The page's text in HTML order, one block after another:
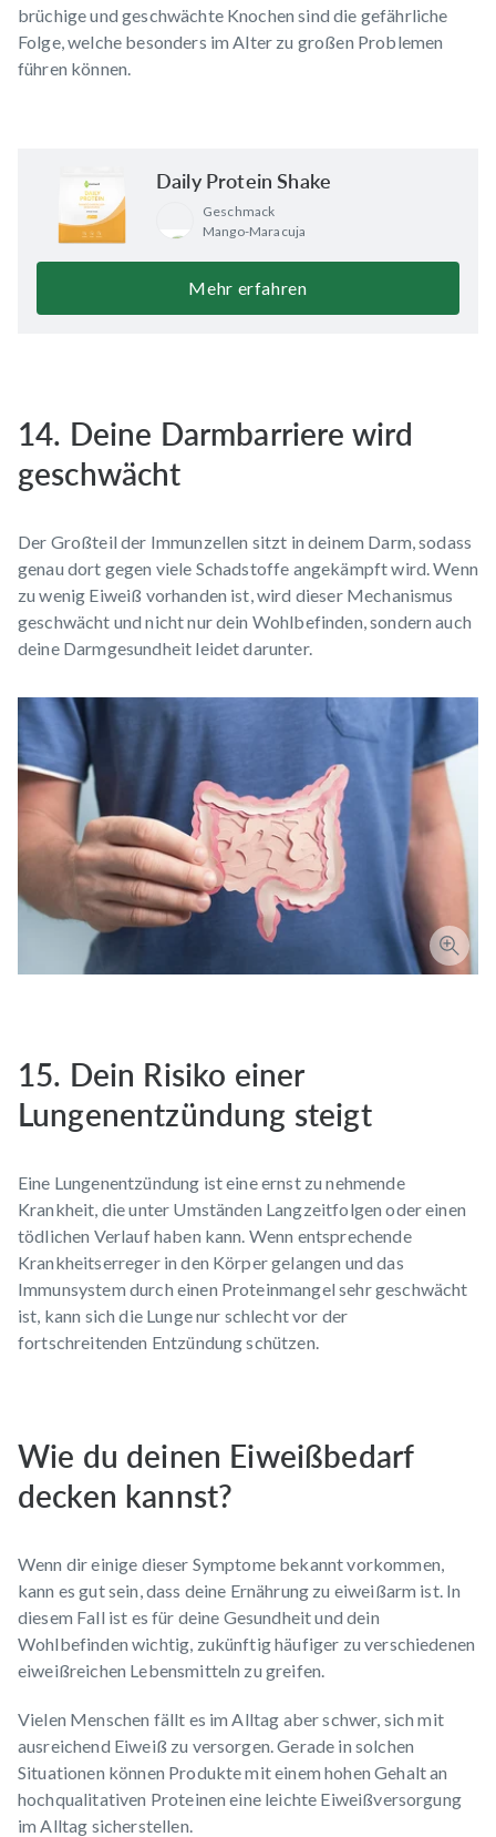
brüchige und geschwächte Knochen sind die gefährliche
Folge, welche besonders im Alter zu großen Problemen
führen können.
Daily Protein Shake
Geschmack
Mango-Maracuja
Mehr erfahren
14. Deine Darmbarriere wird
geschwächt
Der Großteil der Immunzellen sitzt in deinem Darm, sodass
genau dort gegen viele Schadstoffe angekämpft wird. Wenn
zu wenig Eiweiß vorhanden ist, wird dieser Mechanismus
geschwächt und nicht nur dein Wohlbefinden, sondern auch
deine Darmgesundheit leidet darunter.
15. Dein Risiko einer
Lungenentzündung steigt
Eine Lungenentzündung ist eine ernst zu nehmende
Krankheit, die unter Umständen Langzeitfolgen oder einen
tödlichen Verlauf haben kann. Wenn entsprechende
Krankheitserreger in den Körper gelangen und das
Immunsystem durch einen Proteinmangel sehr geschwächt
ist, kann sich die Lunge nur schlecht vor der
fortschreitenden Entzündung schützen.
Wie du deinen Eiweißbedarf
decken kannst?
Wenn dir einige dieser Symptome bekannt vorkommen,
kann es gut sein, dass deine Ernährung zu eiweißarm ist. In
diesem Fall ist es für deine Gesundheit und dein
Wohlbefinden wichtig, zukünftig häufiger zu verschiedenen
eiweißreichen Lebensmitteln zu greifen.
Vielen Menschen fällt es im Alltag aber schwer, sichmit
ausreichend Eiweiß zu versorgen. Gerade in solchen
Situationen können Produkte mit einem hohen Gehalt an
hochqualitativen Proteinen eine leichte Eiweißversorgung
im Alltag sicherstellen.